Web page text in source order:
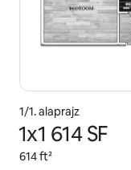
1/1. alaprajz
1x1 614 SF
614 ft²